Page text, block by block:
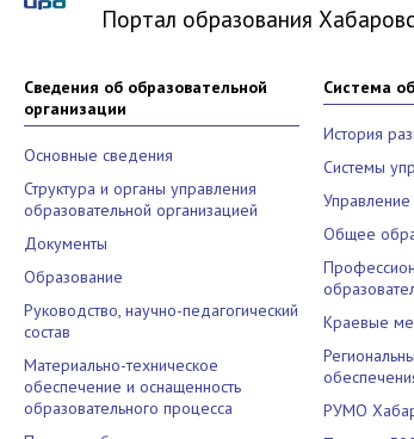
Портал образования
Сведения об образовательной
организации
Основные сведения
Структура и органы управления
образовательной организацией
Документы
Образование
Руководство, научно-педагогический
состав
Материально-техническое
обеспечение и оснащенность
образовательного процесса
Система
История
Системы
Общее
Краевые
РУМО